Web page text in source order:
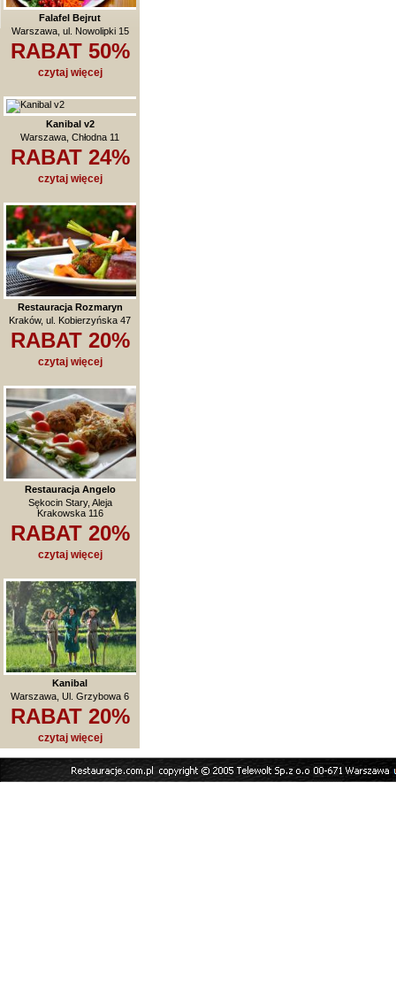
Falafel Bejrut
Warszawa, ul. Nowolipki 15
RABAT 50%
czytaj więcej
Kanibal v2
Warszawa, Chłodna 11
RABAT 24%
czytaj więcej
Restauracja Rozmaryn
Kraków, ul. Kobierzyńska 47
RABAT 20%
czytaj więcej
Restauracja Angelo
Sękocin Stary, Aleja
Krakowska 116
RABAT 20%
czytaj więcej
Kanibal
Warszawa, Ul. Grzybowa 6
RABAT 20%
czytaj więcej